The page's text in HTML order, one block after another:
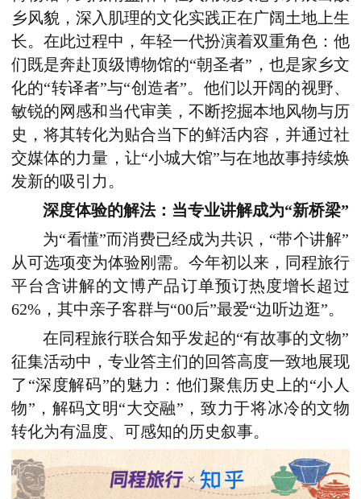
乡风貌，深入肌理的文化实践正在广阔土地上生
长。在此过程中，年轻一代扮演着双重角色：他
们既是奔赴顶级博物馆的“朝圣者”，也是家乡文
化的“转译者”与“创造者”。他们以开阔的视野、
敏锐的网感和当代审美，不断挖掘本地风物与历
史，将其转化为贴合当下的鲜活内容，并通过社
交媒体的力量，让“小城大馆”与在地故事持续焕
发新的吸引力。
深度体验的解法：当专业讲解成为“新桥梁”
为“看懂”而消费已经成为共识，“带个讲解”
从可选项变为体验刚需。今年初 以来，同程旅行
平台含讲解的文博产品订单预订热度增长超过
62%，其中亲子客群与“00后”最爱“边听边逛”。
在 同程旅行联合知乎发起的“有故事的文物”
征集活动中，专业答主们的回答高度一致地展现
了“深度解码”的魅力：他们聚焦历史上的“小人
物”，解码文明“大交融”，致力于将冰冷的文物
转化为有温度、可感知的历史叙事。